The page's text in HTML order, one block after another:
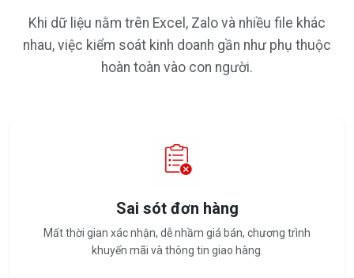
Khi dữ liệu nằm trên Excel, Zalo và nhiều file khác
nhau, việc kiểm soát kinh doanh gần như phụ thuộc
hoàn toàn vào con người.
Sai sót đơn hàng
Mất thời gian xác nhận, dễ nhầm giá bán, chương trình
khuyến mãi và thông tin giao hàng.